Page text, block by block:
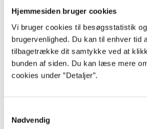
Hjemmesiden bruger cookies
Vi bruger cookies til besøgsstatistik
brugervenlighed. Du kan til enhver tid
tilbagetrække dit samtykke ved at
bunden af siden. Du kan læse mere
cookies under ”Detaljer”.
Nødvendig